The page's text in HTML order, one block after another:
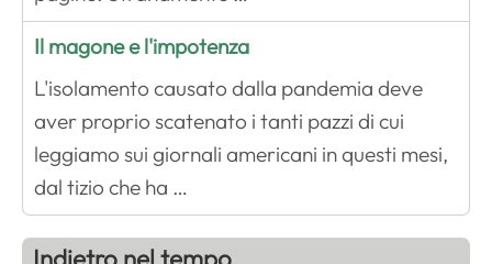
Il magone e l'impotenza
L'isolamento causato dalla pandemia deve
aver proprio scatenato i tanti pazzi di cui
leggiamo sui giornali americani in questi mesi,
dal tizio che ha …